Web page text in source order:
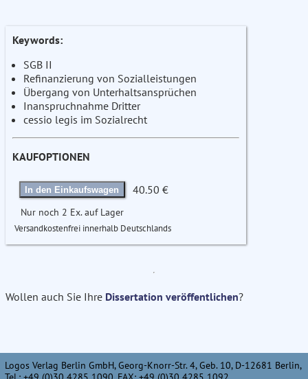
Keywords:
SGB II
Refinanzierung von Sozialleistungen
Übergang von Unterhaltsansprüchen
Inanspruchnahme Dritter
cessio legis im Sozialrecht
KAUFOPTIONEN
In den Einkaufswagen 40.50 €
Nur noch 2 Ex. auf Lager
Versandkostenfrei innerhalb Deutschlands
Wollen auch Sie Ihre Dissertation veröffentlichen?
Logos Verlag Berlin GmbH, Georg-Knorr-Str. 4, Geb. 10, D-12681 Berlin,